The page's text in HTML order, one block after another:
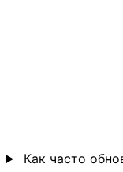
Как часто